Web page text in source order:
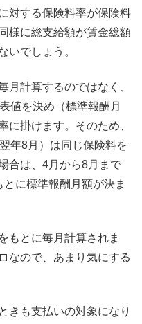
対する保険料率が保険料
様に総支給額が賃金総額
いでしょう。
月計算するのではなく、
値を決め（標準報酬月
に掛けます。そのため、
年8月）は同じ保険料を
合は、4月から8月まで
に標準報酬月額が決ま
もとに毎月計算されま
なので、あまり気にする
きも支払いの対象になり